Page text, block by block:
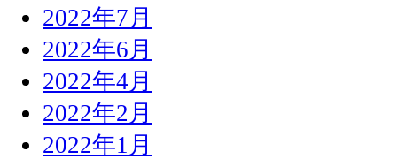
2022年7月
2022年6月
2022年4月
2022年2月
2022年1月